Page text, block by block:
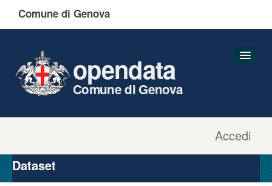
Comune di Genova
Accedi
opendata
Comune di Genova
Organizzazioni
Gruppi
Dataset